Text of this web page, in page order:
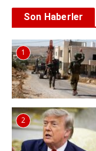
Son Haberler
1
2